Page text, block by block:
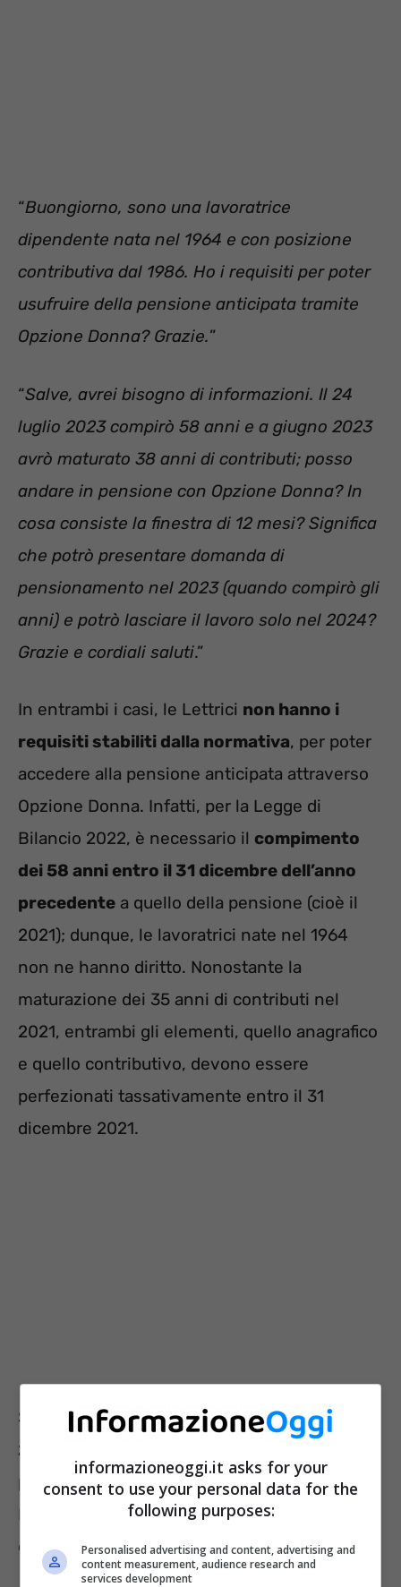
“Buongiorno, sono una lavoratrice
dipendente nata nel 1964 e con posizione
contributiva dal 1986. Ho i requisiti per poter
usufruire della pensione anticipata tramite
Opzione Donna? Grazie.”
“Salve, avrei bisogno di informazioni. Il 24
luglio 2023 compirò 58 anni e a giugno 2023
avrò maturato 38 anni di contributi; posso
andare in pensione con Opzione Donna? In
cosa consiste la finestra di 12 mesi? Significa
che potrò presentare domanda di
pensionamento nel 2023 (quando compirò gli
anni) e potrò lasciare il lavoro solo nel 2024?
Grazie e cordiali saluti.”
In entrambi i casi, le Lettrici non hanno i
requisiti stabiliti dalla normativa, per poter
accedere alla pensione anticipata attraverso
Opzione Donna. Infatti, per la Legge di
Bilancio 2022, è necessario il compimento
dei 58 anni entro il 31 dicembre dell’anno
precedente a quello della pensione (cioè il
2021); dunque, le lavoratrici nate nel 1964
non ne hanno diritto. Nonostante la
maturazione dei 35 anni di contributi nel
2021, entrambi gli elementi, quello anagrafico
e quello contributivo, devono essere
perfezionati tassativamente entro il 31
dicembre 2021.
Solo nel caso diun’ulteriore proroga nel
2023
per andare in pensione tramite Opzione
Donna, se raggiungeranno tutti i requisiti
entro il 31 dicembre 2022.
informazioneoggi.it asks for your
consent to use your personal data for the
following purposes:
Personalised advertising and content, advertising and
content measurement, audience research and
services development